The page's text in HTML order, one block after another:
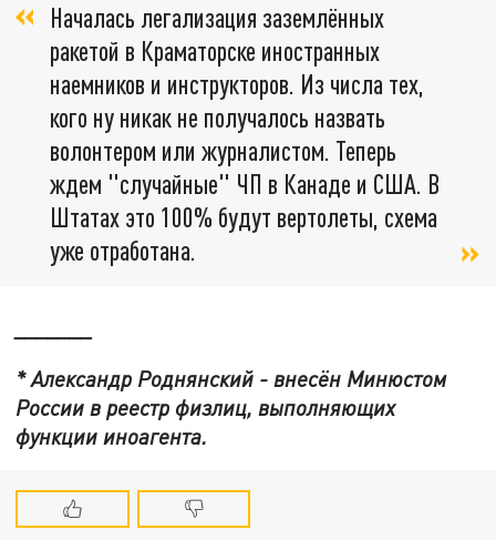
Началась легализация заземлённых
ракетой в Краматорске иностранных
наемников и инструкторов. Из числа тех,
кого ну никак не получалось назвать
волонтером или журналистом. Теперь
ждем "случайные" ЧП в Канаде и США. В
Штатах это 100% будут вертолеты, схема
уже отработана.
* Александр Роднянский - внесён Минюстом
России в реестр физлиц, выполняющих
функции иноагента.